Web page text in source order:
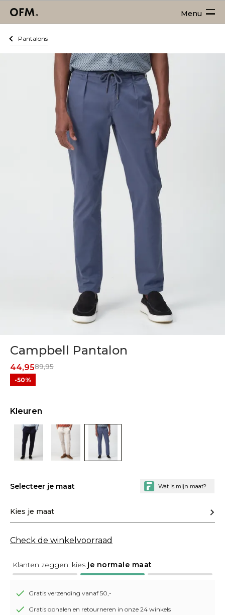
Menu
Pantalons
Campbell Pantalon
89,95
44,95
-50%
Kleuren
Selecteer je maat
Kies je maat
Check de winkelvoorraad
Klanten zeggen: kies je normale maat
Gratis verzending vanaf 50,-
Gratis ophalen en retourneren in onze 24 winkels